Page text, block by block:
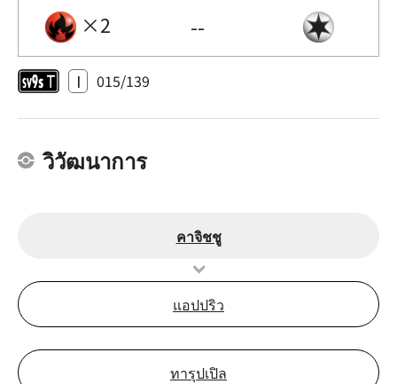
×2 --
I 015/139
วิวัฒนาการ
คาจิชชู
แอปปริว
ทารุปเปิล